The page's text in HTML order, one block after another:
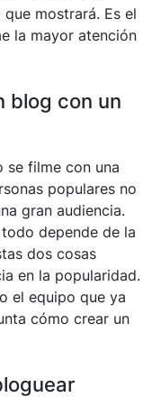
mostrará. Es el
la mayor atención
blog con un
se filme con una
populares no
gran audiencia.
depende de la
dos cosas
en la popularidad.
el equipo que ya
cómo crear un